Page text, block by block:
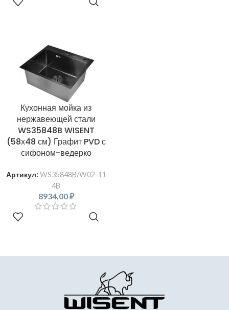
Кухонная мойка из
нержавеющей стали
WS35848B WISENT
(58х48 см) Графит PVD с
сифоном-ведерко
Артикул: WS35848B/W02-11
4B
8934,00₽